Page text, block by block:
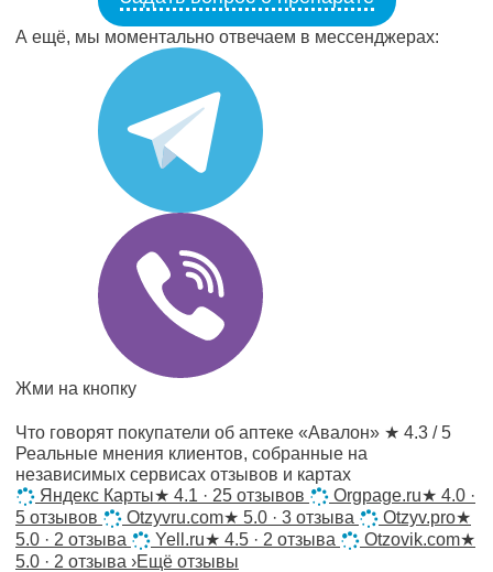
А ещё, мы моментально отвечаем в мессенджерах:
Жми на кнопку
Что говорят покупатели об аптеке «Авалон» ★ 4.3 / 5
Реальные мнения клиентов, собранные на
независимых сервисах отзывов и картах
Яндекс Карты★ 4.1 · 25 отзывов Orgpage.ru★ 4.0 ·
5 отзывов
Otzyvru.com★ 5.0 · 3 отзыва Otzyv.pro★
5.0 · 2 отзыва
Yell.ru★ 4.5 · 2 отзыва Otzovik.com★
5.0 · 2 отзыва ›Ещё отзывы